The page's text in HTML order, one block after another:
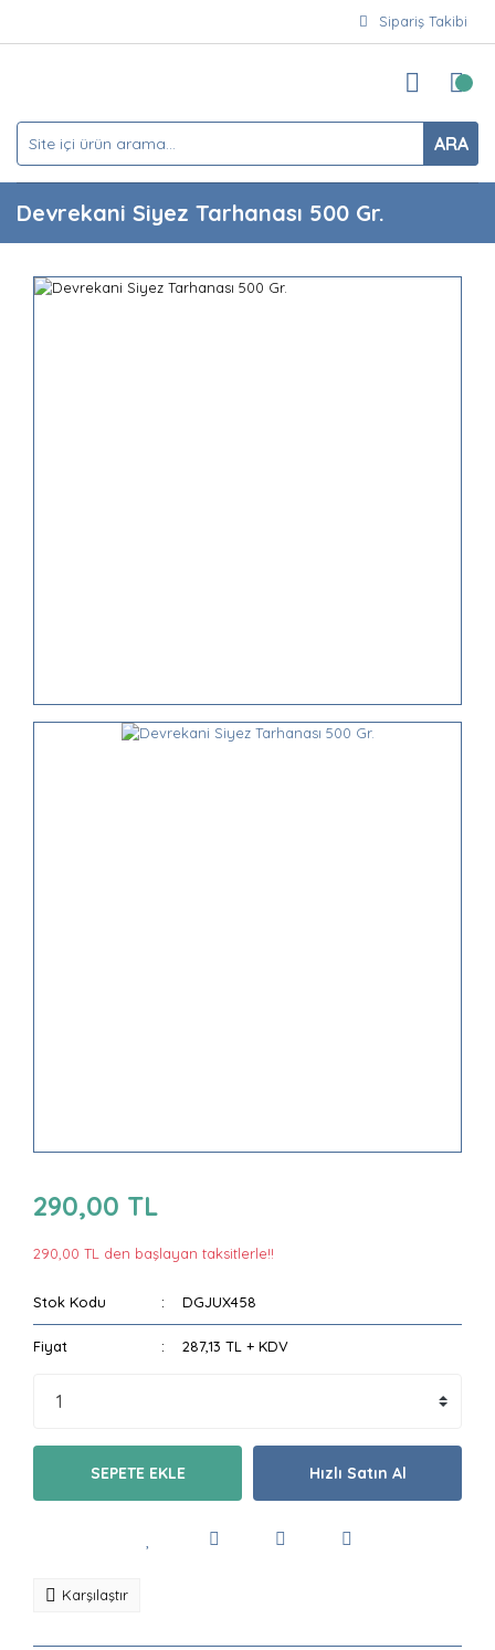
Sipariş Takibi
ARA
Devrekani Siyez Tarhanası 500 Gr.
290,00 TL
290,00 TL den başlayan taksitlerle!!
Stok Kodu DGJUX458
Fiyat 287,13 TL + KDV
SEPETE EKLE Hızlı Satın Al
Karşılaştır